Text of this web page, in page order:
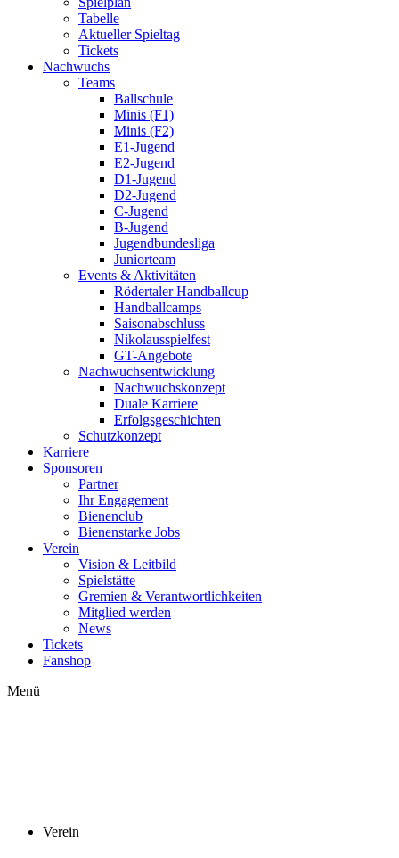
Tabelle
Aktueller Spieltag
Tickets
Nachwuchs
Teams
Ballschule
Minis (F1)
Minis (F2)
E1-Jugend
E2-Jugend
D1-Jugend
D2-Jugend
C-Jugend
B-Jugend
Jugendbundesliga
Juniorteam
Events & Aktivitäten
Rödertaler Handballcup
Handballcamps
Saisonabschluss
Nikolausspielfest
GT-Angebote
Nachwuchsentwicklung
Nachwuchskonzept
Duale Karriere
Erfolgsgeschichten
Schutzkonzept
Karriere
Sponsoren
Partner
Ihr Engagement
Bienenclub
Bienenstarke Jobs
Verein
Vision & Leitbild
Spielstätte
Gremien & Verantwortlichkeiten
Mitglied werden
News
Tickets
Fanshop
Menü
Verein